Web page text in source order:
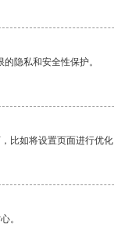
隐私和安全性保护。
比如将设置页面进行优
。